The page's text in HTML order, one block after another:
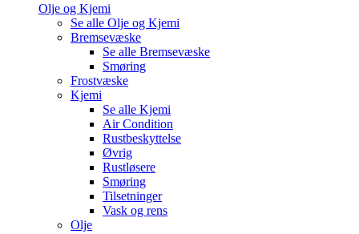
Olje og Kjemi
Se alle Olje og Kjemi
Bremsevæske
Se alle Bremsevæske
Smøring
Frostvæske
Kjemi
Se alle Kjemi
Air Condition
Rustbeskyttelse
Øvrig
Rustløsere
Smøring
Tilsetninger
Vask og rens
Olje